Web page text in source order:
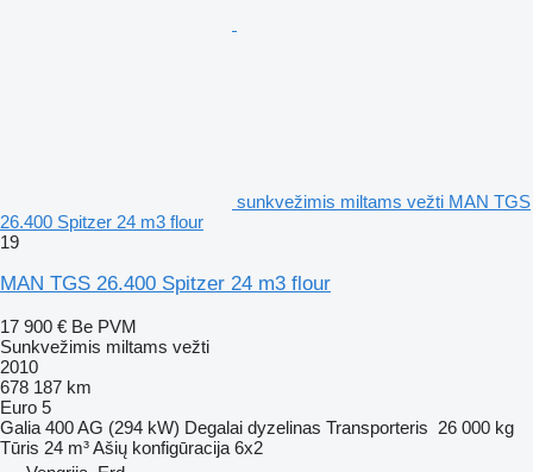
sunkvežimis miltams vežti MAN TGS
26.400 Spitzer 24 m3 flour
19
MAN TGS 26.400 Spitzer 24 m3 flour
17 900 € Be PVM
Sunkvežimis miltams vežti
2010
678 187 km
Euro 5
Galia 400 AG (294 kW) Degalai dyzelinas Transporteris 26 000 kg
Tūris 24 m³Ašių konfigūracija 6x2